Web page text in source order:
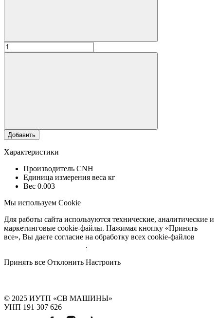
Добавить
Характеристики
Производитель CNH
Единица измерения веса кг
Вес 0.003
Мы используем Cookie
Для работы сайта используются технические, аналитические и
маркетинговые cookie-файлы. Нажимая кнопку «Принять
все», Вы даете согласие на обработку всех cookie-файлов
.
Принять все Отклонить Настроить
© 2025 ИУТП «СВ МАШИНЫ»
УНП 191 307 626